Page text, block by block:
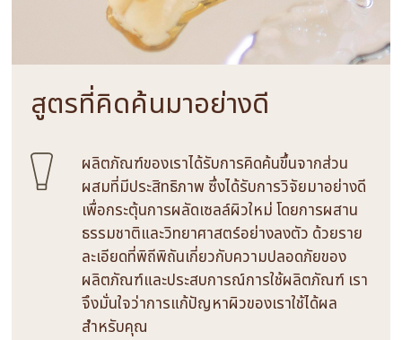
สูตรที่คิดค้นมาอย่างดี
ผลิตภัณฑ์ของเราได้รับการคิดค้นขึ้นจากส่วน
ผสมที่มีประสิทธิภาพ ซึ่งได้รับการวิจัยมาอย่างดี
เพื่อกระตุ้นการผลัดเซลล์ผิวใหม่ โดยการผสาน
ธรรมชาติและวิทยาศาสตร์อย่างลงตัว ด้วยราย
ละเอียดที่พิถีพิถันเกี่ยวกับความปลอดภัยของ
ผลิตภัณฑ์และประสบการณ์การใช้ผลิตภัณฑ์ เรา
จึงมั่นใจว่าการแก้ปัญหาผิวของเราใช้ได้ผล
สำหรับคุณ